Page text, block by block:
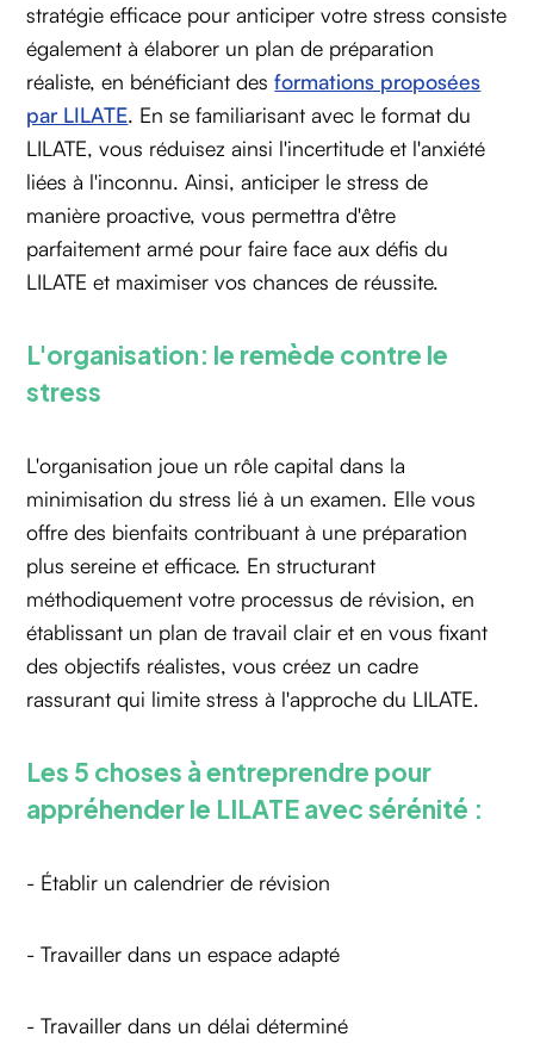
stratégie efficace pour anticiper votre stress consiste
également à élaborer un plan de préparation
réaliste, en bénéficiant desformations proposées
par LILATE. En se familiarisant avec le format du
LILATE, vous réduisez ainsi l'incertitude et l'anxiété
liées à l'inconnu. Ainsi, anticiper le stress de
manière proactive, vous permettra d'être
parfaitement armé pour faire face aux défis du
LILATE et maximiser vos chances de réussite.
L'organisation: le remède contre le
stress
L'organisation joue un rôle capital dans la
minimisation du stress lié à un examen. Elle vous
offre des bienfaits contribuant à une préparation
plus sereine et efficace. En structurant
méthodiquement votre processus de révision, en
établissant un plan de travail clair et en vous fixant
des objectifs réalistes, vous créez un cadre
rassurant qui limite stress à l'approche du LILATE.
Les 5 choses à entreprendre pour
appréhender le LILATE avec sérénité :
- Établir un calendrier de révision
- Travailler dans un espace adapté
- Travailler dans un délai déterminé